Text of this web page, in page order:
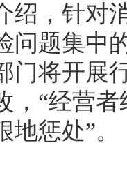
，针对
问题集中
门将开展
，“经营
惩处”。